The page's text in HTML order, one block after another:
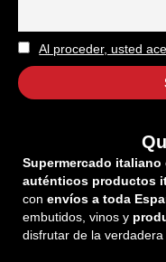
Al proceder, usted
Supermercado italiano
auténticos productos
con envíos a toda
embutidos, vinos y
disfrutar de la